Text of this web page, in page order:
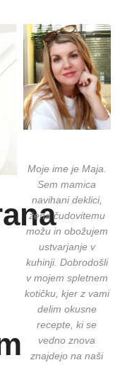
Moje ime je Maja.
Sem mamica
navihani deklici,
žena čudovitemu
možu in obožujem
ustvarjanje v
kuhinji. Dobrodošli
v mojem spletnem
kotičku, kjer z vami
delim okusne
recepte, ki se
vedno znova
znajdejo na naši